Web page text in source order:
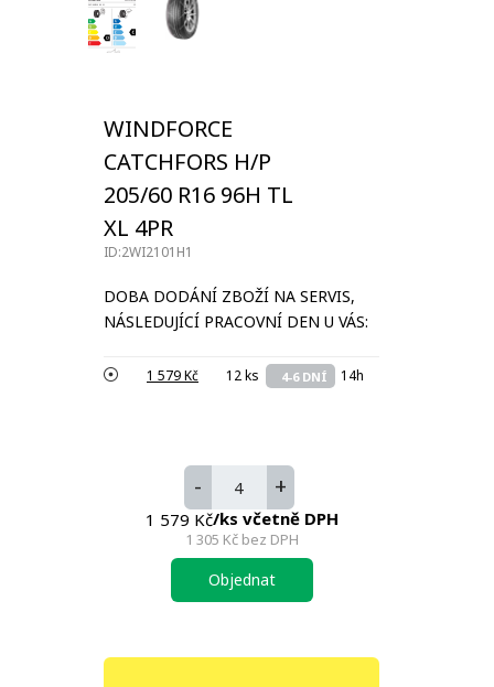
WINDFORCE
CATCHFORS H/P
205/60 R16 96H TL
XL 4PR
ID:2WI2101H1
DOBA DODÁNÍ ZBOŽÍ NA SERVIS,
NÁSLEDUJÍCÍ PRACOVNÍ DEN U VÁS:
1 579 Kč 12 ks 4-6 DNÍ 14h
- +
1 579 Kč/ks včetně DPH
1 305 Kčbez DPH
Objednat